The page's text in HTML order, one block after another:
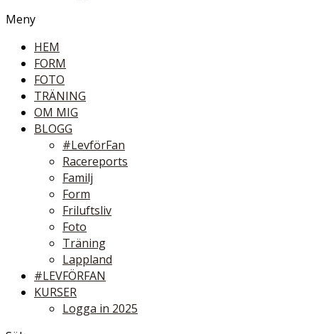
Meny
HEM
FORM
FOTO
TRÄNING
OM MIG
BLOGG
#LevförFan
Racereports
Familj
Form
Friluftsliv
Foto
Träning
Lappland
#LEVFÖRFAN
KURSER
Logga in 2025